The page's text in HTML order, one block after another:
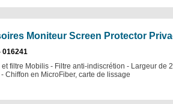
Moniteur Screen Protector
016241
et filtre Mobilis - Filtre anti-indiscrétion - Largeur
Chiffon en MicroFiber, carte de lissage